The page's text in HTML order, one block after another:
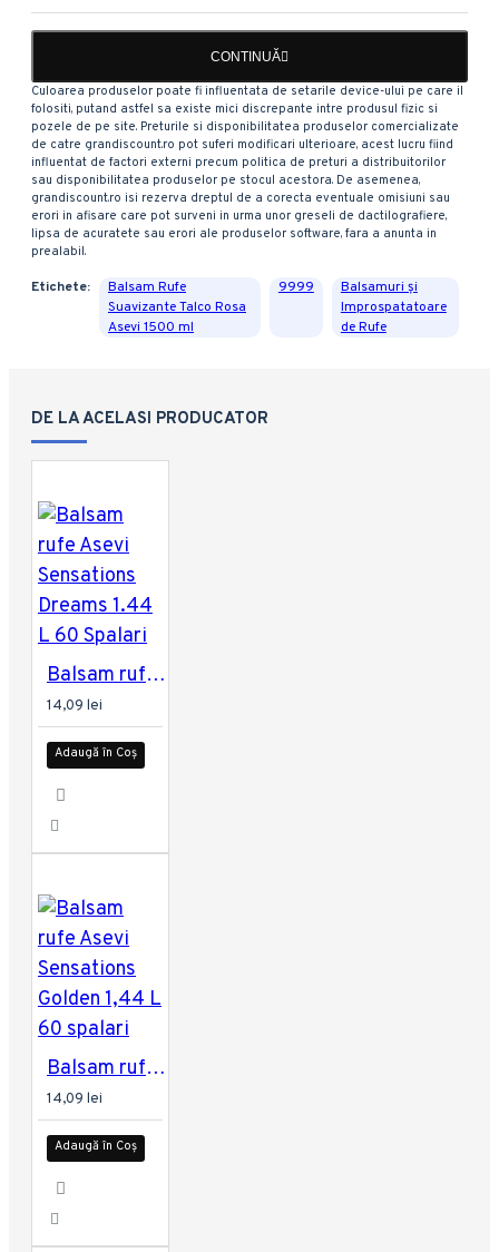
CONTINUĂ
Culoarea produselor poate fi influentata de setarile device-ului pe care il
folositi, putand astfel sa existe mici discrepante intre produsul fizic si
pozele de pe site. Preturile si disponibilitatea produselor comercializate
de catre grandiscount.ro pot suferi modificari ulterioare, acest lucru fiind
influentat de factori externi precum politica de preturi a distribuitorilor
sau disponibilitatea produselor pe stocul acestora. De asemenea,
grandiscount.ro isi rezerva dreptul de a corecta eventuale omisiuni sau
erori in afisare care pot surveni in urma unor greseli de dactilografiere,
lipsa de acuratete sau erori ale produselor software, fara a anunta in
prealabil.
Etichete:
Balsam Rufe
Suavizante Talco Rosa
Asevi 1500 ml
9999
Balsamuri și
Improspatatoare
de Rufe
DE LA ACELASI PRODUCATOR
Balsam rufe Asevi Sensations Dreams 1.44 L 60 Spalari
14,09 lei
Adaugă în Coș
Balsam rufe Asevi Sensations Golden 1,44 L 60 spalari
14,09 lei
Adaugă în Coș